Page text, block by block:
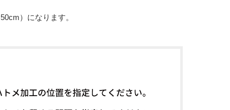
）になります。